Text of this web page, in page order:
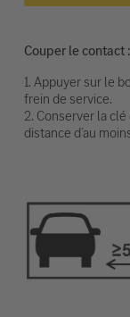
Couper le contact :
1. Appuyer sur le
frein de service.
2. Conserver la
distance d’au